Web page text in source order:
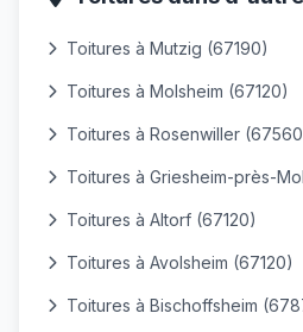
Toitures à Mutzig (67190)
Toitures à Molsheim (67120)
Toitures à Rosenwiller
Toitures à Griesheim-près-
Toitures à Altorf (67120)
Toitures à Avolsheim (67120)
Toitures à Bischoffsheim